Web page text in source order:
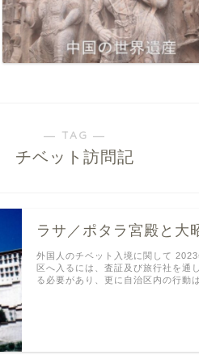
― TAG ―
チベット訪問記
ラサ／ポタラ宮殿と
外国人のチベット入境に関して
区へ入るには、査証及び旅行社を通
る必要があり、更に自治区内の行動